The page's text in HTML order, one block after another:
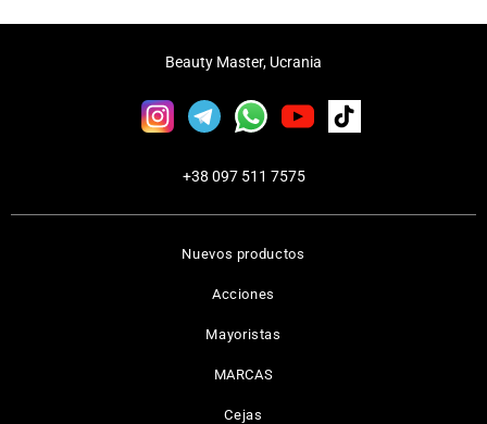
Nuevos productos
Acciones
Mayoristas
MARCAS
Cejas
Beauty Master, Ucrania
+38 097 511 7575